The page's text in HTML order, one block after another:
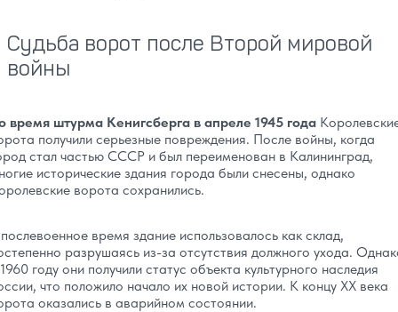
Судьба ворот после Второй мировой
войны
время штурма Кенигсберга в апреле 1945 года
получили серьезные повреждения. После войны, когда
стал частью СССР и был переименован в Калининград,
исторические здания города были снесены, однако
ворота сохранились.
время здание использовалось как склад,
разрушаясь из-за отсутствия должного ухода.
году они получили статус объекта культурного наследия
что положило начало их новой истории. К концу XX века
оказались в аварийном состоянии.